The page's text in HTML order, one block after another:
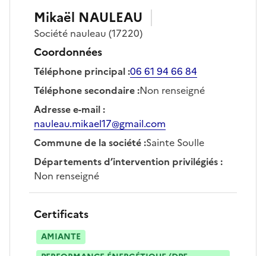
Mikaël NAULEAU
Société nauleau (17220)
Coordonnées
Téléphone principal:06 61 94 66 84
Téléphone secondaire:Non renseigné
Adresse e-mail:
nauleau.mikael17@gmail.com
Commune de la société:Sainte Soulle
Départements d’intervention privilégiés:
Non renseigné
Certificats
AMIANTE